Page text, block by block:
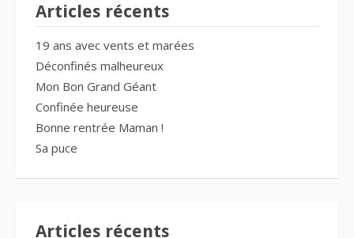
Articles récents
19 ans avec vents et marées
Déconfinés malheureux
Mon Bon Grand Géant
Confinée heureuse
Bonne rentrée Maman !
Sa puce
Articles récents